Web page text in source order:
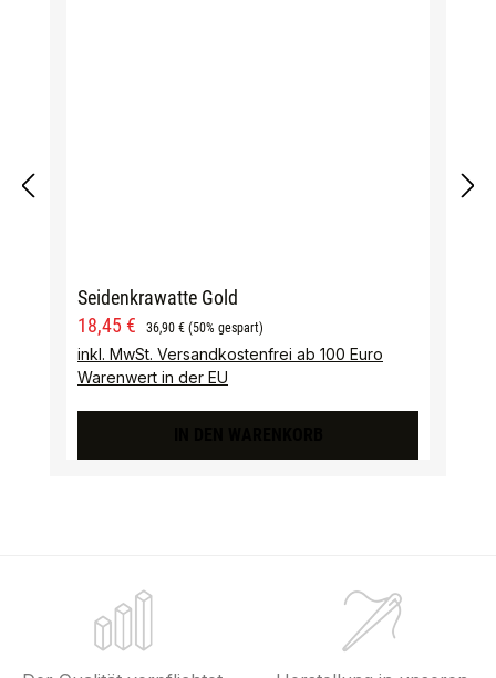
Seidenkrawatte Gold
Verkaufspreis:
18,45 € Regulärer Preis:
36,90 € (50% gespart)
inkl. MwSt. Versandkostenfrei ab 100 Euro
Warenwert in der EU